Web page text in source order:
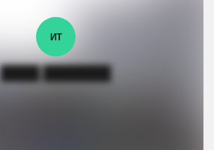
ИТ
████ ███████